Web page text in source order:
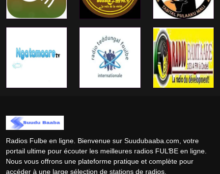
Radios Fulbe en ligne. Bienvenue sur Suudubaaba.com, votre
portail ultime pour écouter les meilleures radios FULƁE en ligne.
Nous vous offrons une plateforme pratique et complète pour
accéder à une large sélection de stations de radios.